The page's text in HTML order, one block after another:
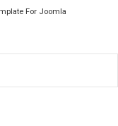
For Joomla